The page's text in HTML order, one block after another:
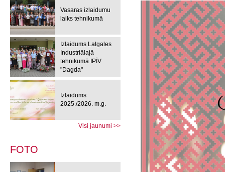
Vasaras izlaidumu
laiks tehnikumā
Izlaidums Latgales
Industriālajā
tehnikumā IPĪV
"Dagda"
Izlaidums
2025./2026. m.g.
Visi jaunumi >>
FOTO